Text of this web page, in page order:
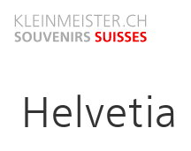
zum
Helvetia